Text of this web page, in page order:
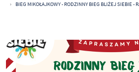
BIEG MIKOŁAJKOWY - RODZINNY BIEG BLIŻEJ SIEBIE -